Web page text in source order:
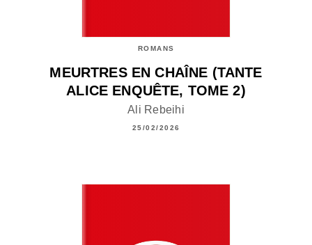
ROMANS
MEURTRES EN CHAÎNE (TANTE
ALICE ENQUÊTE, TOME 2)
Ali Rebeihi
25/02/2026